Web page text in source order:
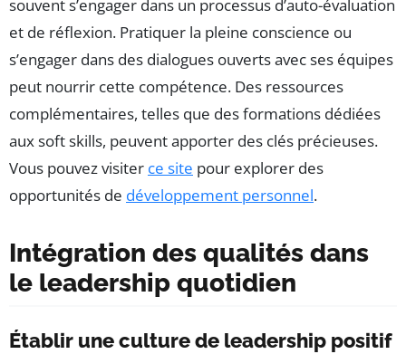
souvent s’engager dans un processus d’auto-évaluation
et de réflexion. Pratiquer la pleine conscience ou
s’engager dans des dialogues ouverts avec ses équipes
peut nourrir cette compétence. Des ressources
complémentaires, telles que des formations dédiées
aux soft skills, peuvent apporter des clés précieuses.
Vous pouvez visiter ce site pour explorer des
opportunités de développement personnel.
Intégration des qualités dans
le leadership quotidien
Établir une culture de leadership positif